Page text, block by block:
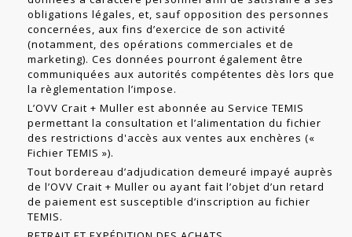
obligations légales, et, sauf opposition des personnes
con­cernées, aux fins d’exercice de son activité
(notamment, des opérations commer­ciales et de
marketing). Ces données pourront également être
communiquées aux autorités compétentes dès lors que
la règlementation l’impose.
L’OVV Crait + Muller est abonnée au Service TEMIS
permettant la consultation et l’alimentation du fichier
des restrictions d'accès aux ventes aux enchères («
Fichier TEMIS »).
Tout bordereau d’adjudication demeuré impayé auprès
de l’OVV Crait + Muller ou ayant fait l’objet d’un retard
de paiement est susceptible d’inscription au fichier
TEMIS.